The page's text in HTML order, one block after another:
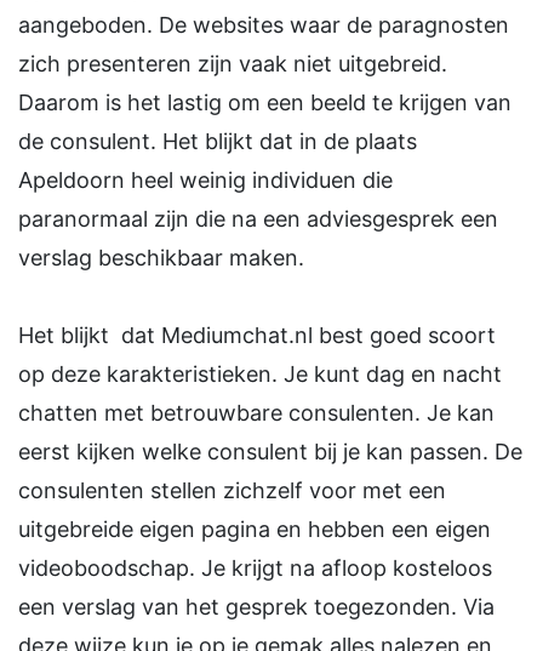
aangeboden. De websites waar de paragnosten
zich presenteren zijn vaak niet uitgebreid.
Daarom is het lastig om een beeld te krijgen van
de consulent. Het blijkt dat in de plaats
Apeldoorn heel weinig individuen die
paranormaal zijn die na een adviesgesprek een
verslag beschikbaar maken.
Het blijkt dat Mediumchat.nl best goed scoort
op deze karakteristieken. Je kunt dag en nacht
chatten met betrouwbare consulenten. Je kan
eerst kijken welke consulent bij je kan passen. De
consulenten stellen zichzelf voor met een
uitgebreide eigen pagina en hebben een eigen
videoboodschap. Je krijgt na afloop kosteloos
een verslag van het gesprek toegezonden. Via
deze wijze kun je op je gemak alles nalezen en